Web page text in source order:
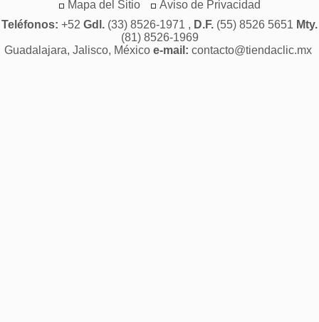
Mapa del Sitio
Aviso de Privacidad
Teléfonos: +52 Gdl. (33) 8526-1971 , D.F. (55) 8526 5651 Mty.
(81) 8526-1969
Guadalajara, Jalisco, México e-mail: contacto@tiendaclic.mx